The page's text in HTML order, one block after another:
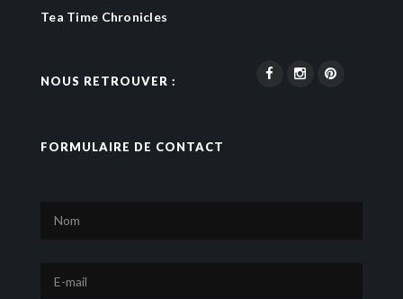
Tea Time Chronicles
NOUS RETROUVER :
FORMULAIRE DE CONTACT